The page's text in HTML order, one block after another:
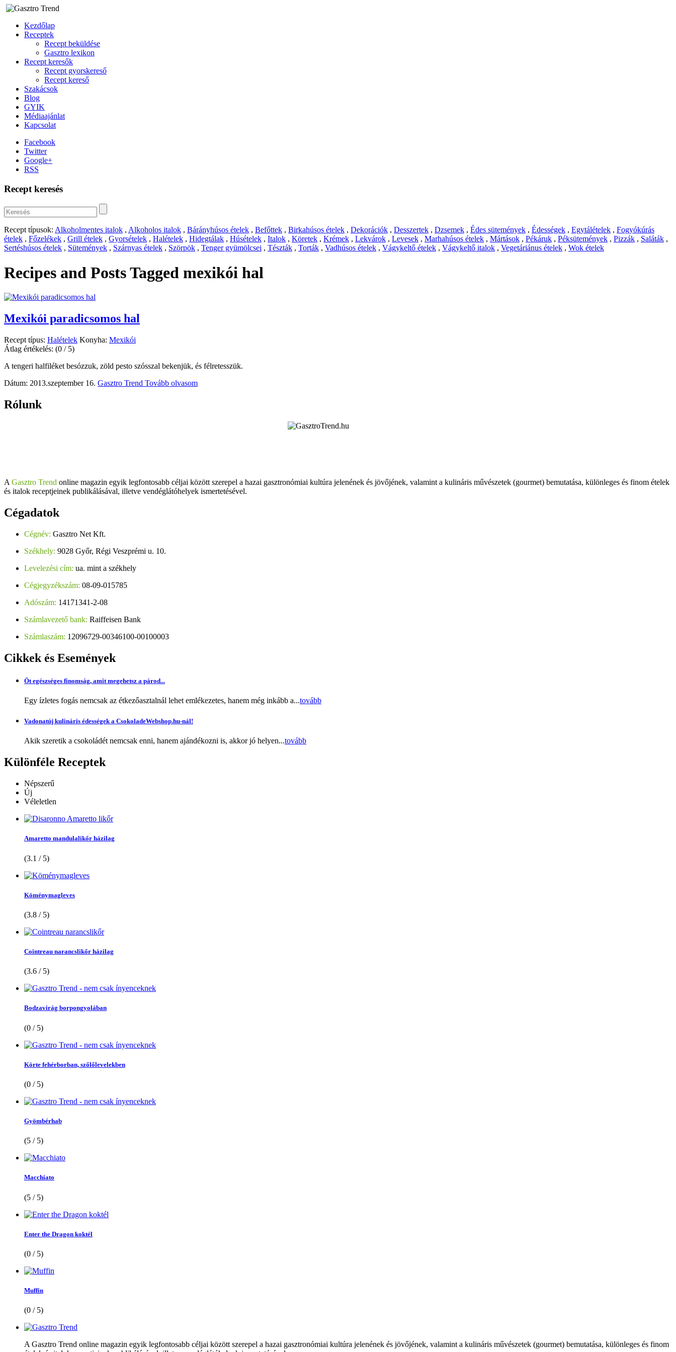
Kezdőlap
Receptek
Recept beküldése
Gasztro lexikon
Recept keresők
Recept gyorskereső
Recept kereső
Szakácsok
Blog
GYIK
Médiaajánlat
Kapcsolat
Facebook
Twitter
Google+
RSS
Recept keresés
Recept típusok: Alkoholmentes italok , Alkoholos italok , Bárányhúsos ételek , Befőttek , Birkahúsos ételek , Dekorációk , Desszertek , Dzsemek , Édes sütemények , Édességek , Egytálételek , Fogyókúrás
ételek , Főzelékek , Grill ételek , Gyorsételek , Halételek , Hidegtálak , Húsételek , Italok , Köretek , Krémek , Lekvárok , Levesek , Marhahúsos ételek , Mártások , Pékáruk , Péksütemények , Pizzák , Saláták ,
Sertéshúsos ételek , Sütemények , Szárnyas ételek , Szörpök , Tenger gyümölcsei , Tészták , Torták , Vadhúsos ételek , Vágykeltő ételek , Vágykeltő italok , Vegetáriánus ételek , Wok ételek
Recipes and Posts Tagged mexikói hal
Mexikói paradicsomos hal
Recept típus: Halételek Konyha: Mexikói
Átlag értékelés: (0 / 5)
A tengeri halfiléket besózzuk, zöld pesto szósszal bekenjük, és félretesszük.
Dátum: 2013.szeptember 16. Gasztro Trend Tovább olvasom
Rólunk
A Gasztro Trend online magazin egyik legfontosabb céljai között szerepel a hazai gasztronómiai kultúra jelenének és jövőjének, valamint a kulináris művészetek (gourmet) bemutatása, különleges és finom ételek
és italok receptjeinek publikálásával, illetve vendéglátóhelyek ismertetésével.
Cégadatok
Cégnév: Gasztro Net Kft.
Székhely: 9028 Győr, Régi Veszprémi u. 10.
Levelezési cím: ua. mint a székhely
Cégjegyzékszám: 08-09-015785
Adószám: 14171341-2-08
Számlavezető bank: Raiffeisen Bank
Számlaszám: 12096729-00346100-00100003
Cikkek és Események
Öt egészséges finomság, amit megehetsz a párod...
Egy ízletes fogás nemcsak az étkezőasztalnál lehet emlékezetes, hanem még inkább a...tovább
Vadonatúj kulináris édességek a CsokoladeWebshop.hu-nál!
Akik szeretik a csokoládét nemcsak enni, hanem ajándékozni is, akkor jó helyen...tovább
Különféle Receptek
Népszerű
Új
Véleletlen
Amaretto mandulalikőr házilag
(3.1 / 5)
Köménymagleves
(3.8 / 5)
Cointreau narancslikőr házilag
(3.6 / 5)
Bodzavirág borpongyolában
(0 / 5)
Körte fehérborban, szőlőlevelekben
(0 / 5)
Gyömbérhab
(5 / 5)
Macchiato
(5 / 5)
Enter the Dragon koktél
(0 / 5)
Muffin
(0 / 5)
A Gasztro Trend online magazin egyik legfontosabb céljai között szerepel a hazai gasztronómiai kultúra jelenének és jövőjének, valamint a kulináris művészetek (gourmet) bemutatása, különleges és finom